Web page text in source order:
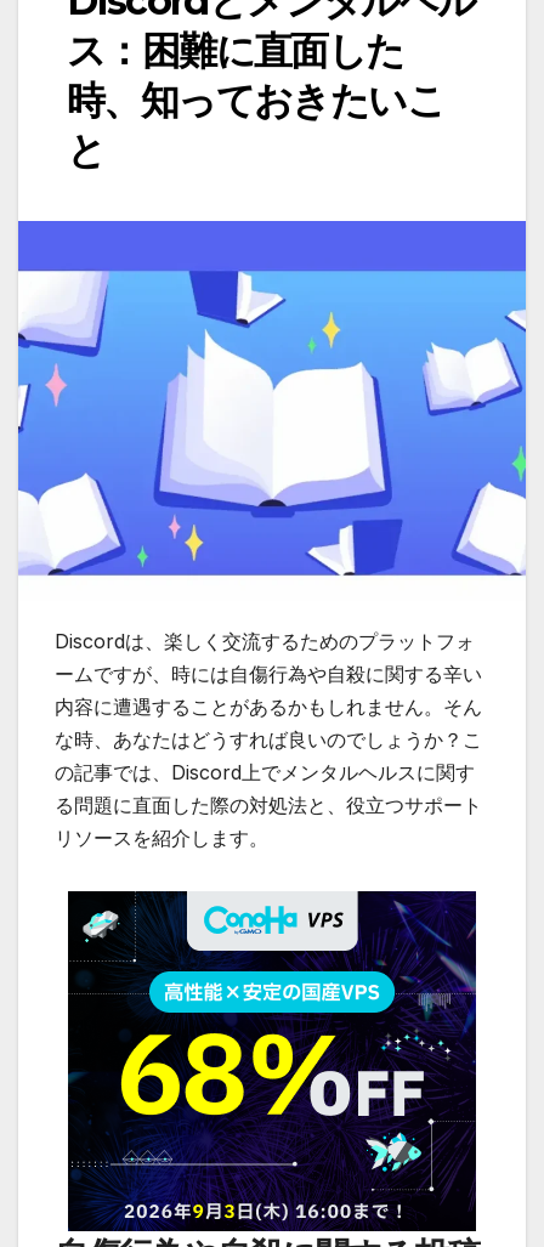
ス：困難に直面した
時、知っておきたいこ
と
Discordは、楽しく交流するためのプラットフォ
ームですが、時には自傷行為や自殺に関する辛い
内容に遭遇することがあるかもしれません。そん
な時、あなたはどうすれば良いのでしょうか？こ
の記事では、Discord上でメンタルヘルスに関す
る問題に直面した際の対処法と、役立つサポート
リソースを紹介します。